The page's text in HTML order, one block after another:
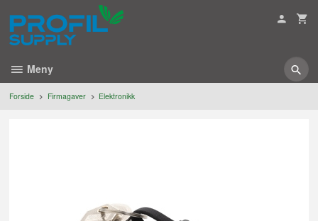
innholdet
Meny
Forside Firmagaver Elektronikk